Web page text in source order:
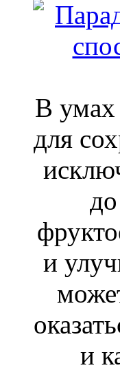
В умах
для
и
и